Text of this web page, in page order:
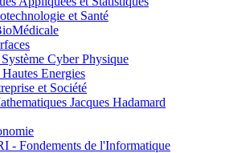
et Santé
Cyber Physique
Energies
et Société
Jacques Hadamard
Fondements de l'Informatique